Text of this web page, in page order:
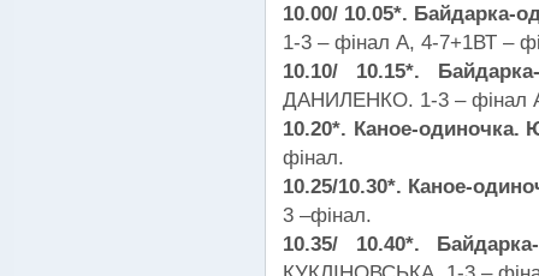
10.00/ 10.05*. Байдарка-
1-3 – фінал А, 4-7+1ВТ –
10.10/ 10.15*.
ДАНИЛЕНКО. 1-3 – фінал
10.20*. Каное-одиночка.
фінал.
10.25/10.30*. Каное-
3 –фінал.
10.35/ 10.40*.